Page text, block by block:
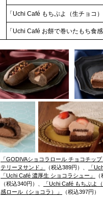
「Uchi Café もちぷよ（生チョコ）
「Uchi Café お餅で巻いたもち食
「GODIVAショコラロール チョコチップ
テリーヌサンド」
（税込389円）、 「
「Uchi Café 濃厚生 ショコラシュー」
（税込340円）、
「Uchi Café もちぷよ
感ロール（ショコラ）」
（税込397円）